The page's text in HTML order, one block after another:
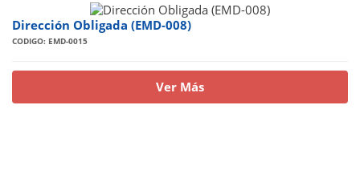
Dirección Obligada (EMD-008)
CODIGO: EMD-0015
Ver Más